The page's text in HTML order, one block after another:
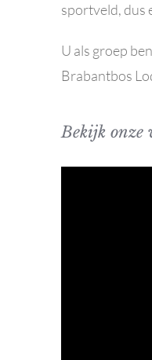
sportveld, dus
U als groep
Brabantbos
Bekijk onze